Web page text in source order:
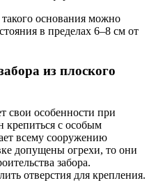
основания можно
в пределах 6–8 см от
из плоского
свои особенности при
крепиться с особым
всему сооружению
допущены огрехи, то они
забора.
отверстия для крепления.